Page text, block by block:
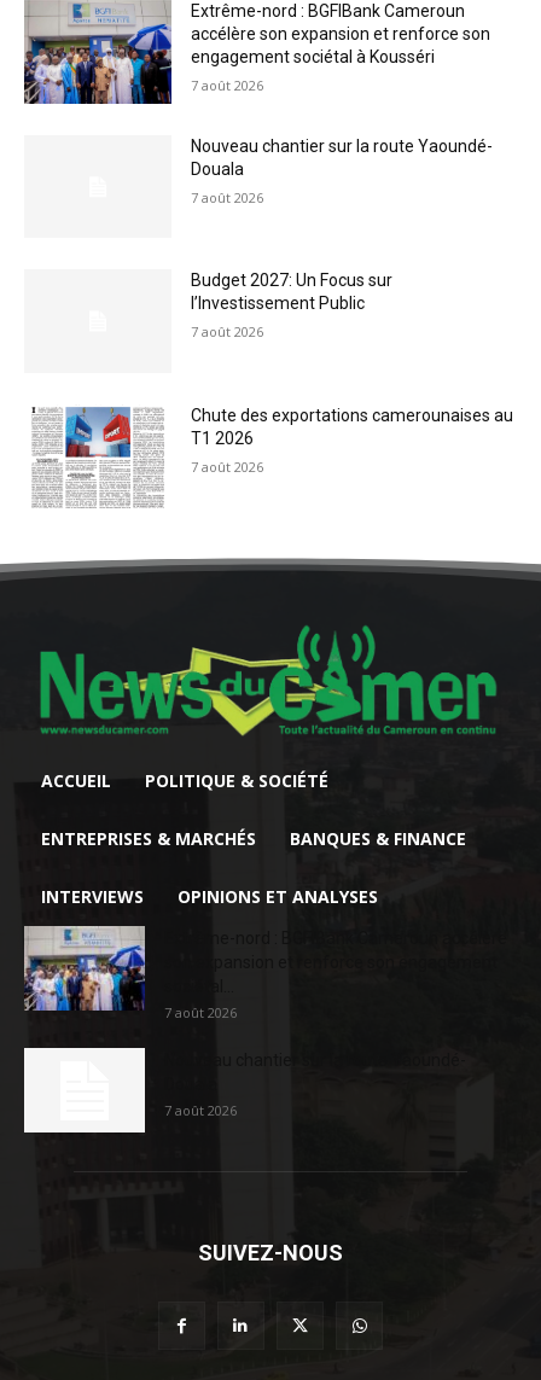
Extrême-nord : BGFIBank Cameroun
accélère son expansion et renforce son
engagement sociétal à Kousséri
7 août 2026
Nouveau chantier sur la route Yaoundé-
Douala
7 août 2026
Budget 2027: Un Focus sur
l’Investissement Public
7 août 2026
Chute des exportations camerounaises au
T1 2026
7 août 2026
ACCUEIL POLITIQUE & SOCIÉTÉ
ENTREPRISES & MARCHÉS BANQUES & FINANCE
INTERVIEWS OPINIONS ET ANALYSES
7 août 2026
7 août 2026
SUIVEZ-NOUS